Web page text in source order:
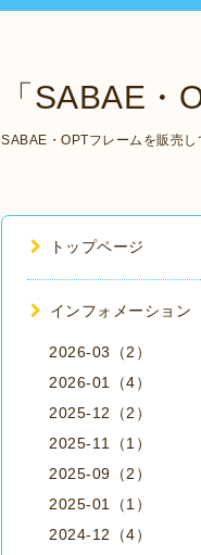
「SABAE
SABAE・OPTフレームを販売
トップページ
インフォメーション
2026-03（2）
2026-01（4）
2025-12（2）
2025-11（1）
2025-09（2）
2025-01（1）
2024-12（4）